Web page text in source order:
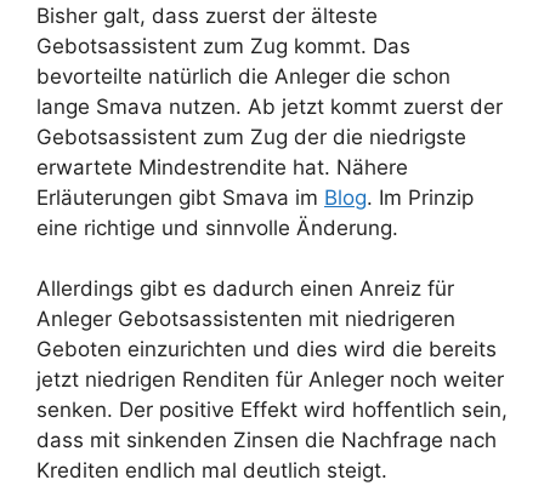
Bisher galt, dass zuerst der älteste
Gebotsassistent zum Zug kommt. Das
bevorteilte natürlich die Anleger die schon
lange Smava nutzen. Ab jetzt kommt zuerst der
Gebotsassistent zum Zug der die niedrigste
erwartete Mindestrendite hat. Nähere
Erläuterungen gibt Smava im Blog. Im Prinzip
eine richtige und sinnvolle Änderung.
Allerdings gibt es dadurch einen Anreiz für
Anleger Gebotsassistenten mit niedrigeren
Geboten einzurichten und dies wird die bereits
jetzt niedrigen Renditen für Anleger noch weiter
senken. Der positive Effekt wird hoffentlich sein,
dass mit sinkenden Zinsen die Nachfrage nach
Krediten endlich mal deutlich steigt.